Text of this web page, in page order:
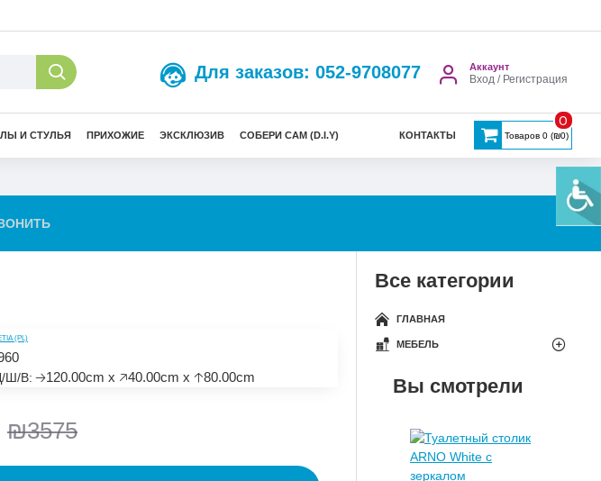
Для заказов: 052-9708077 Аккаунт
Вход / Регистрация
И СТУЛЬЯ ПРИХОЖИЕ ЭКСКЛЮЗИВ СОБЕРИ САМ (D.I.Y) КОНТАКТЫ Товаров 0 (₪0)
0
₪3575
(PL)
Ш/В: 🡢120.00cm x 🡥40.00cm x 🡡80.00cm
Все категории
ГЛАВНАЯ
МЕБЕЛЬ
Вы смотрели